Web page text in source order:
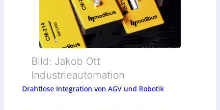
Bild: Jakob Ott
Industrieautomation
Drahtlose Integration von AGV und Robotik